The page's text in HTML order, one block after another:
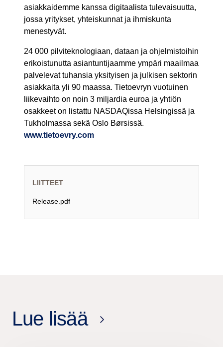
asiakkaidemme kanssa digitaalista tulevaisuutta,
jossa yritykset, yhteiskunnat ja ihmiskunta
menestyvät.
24 000 pilviteknologiaan, dataan ja ohjelmistoihin
erikoistunutta asiantuntijaamme ympäri maailmaa
palvelevat tuhansia yksityisen ja julkisen sektorin
asiakkaita yli 90 maassa. Tietoevryn vuotuinen
liikevaihto on noin 3 miljardia euroa ja yhtiön
osakkeet on listattu NASDAQissa Helsingissä ja
Tukholmassa sekä Oslo Børsissä.
www.tietoevry.com
LIITTEET
Release.pdf
Lue lisää